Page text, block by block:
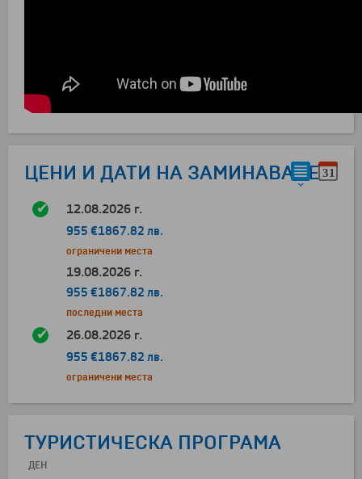
ЦЕНИ И ДАТИ НА ЗАМИНАВАНЕ
12.08.2026 г.
955 €1867.82 лв.
ограничени места
19.08.2026 г.
955 €1867.82 лв.
последни места
26.08.2026 г.
955 €1867.82 лв.
ограничени места
ТУРИСТИЧЕСКА ПРОГРАМА
ДЕН